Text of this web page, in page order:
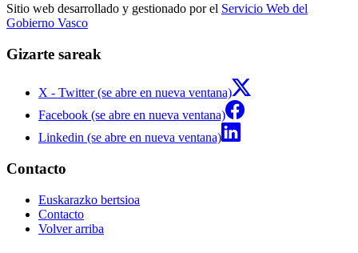
Sitio web desarrollado y gestionado por el Servicio Web del
Gobierno Vasco
Gizarte sareak
X - Twitter (se abre en nueva ventana)
Facebook (se abre en nueva ventana)
Linkedin (se abre en nueva ventana)
Contacto
Euskarazko bertsioa
Contacto
Volver arriba